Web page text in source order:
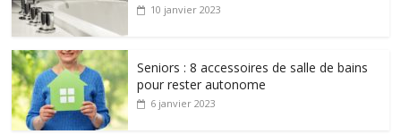
10 janvier 2023
Seniors : 8 accessoires de salle de bains
pour rester autonome
6 janvier 2023